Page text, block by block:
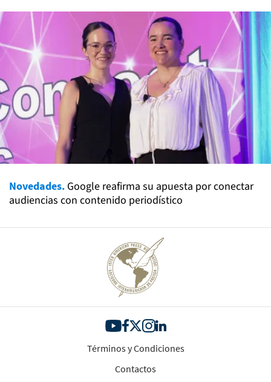
Novedades. Google reafirma su apuesta por conectar
audiencias con contenido periodístico
Términos y Condiciones
Contactos